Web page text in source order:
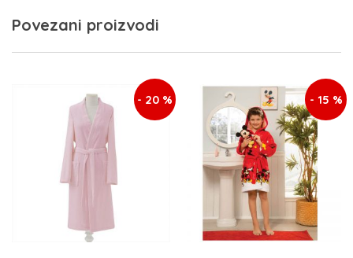
Povezani proizvodi
- 20 % - 15 %